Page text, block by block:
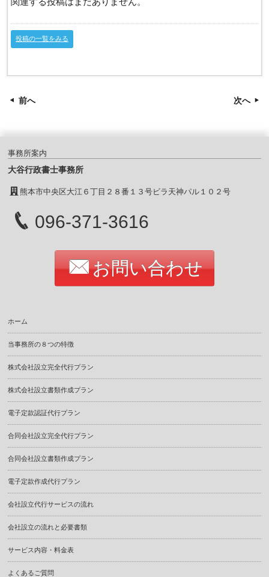
投稿の一覧をみる
前へ 次へ
事務所案内
大谷行政書士事務所
熊本市中央区大江６丁目２８番１３号ビラ天神パル１０２号
096-371-3616
お問い合わせ
ホーム
当事務所の８つの特徴
株式会社設立完全代行プラン
株式会社設立書類作成プラン
電子定款認証代行プラン
合同会社設立完全代行プラン
合同会社設立書類作成プラン
電子定款作成代行プラン
会社設立代行サービスの流れ
会社設立の流れと必要書類
サービス内容・料金表
よくあるご質問